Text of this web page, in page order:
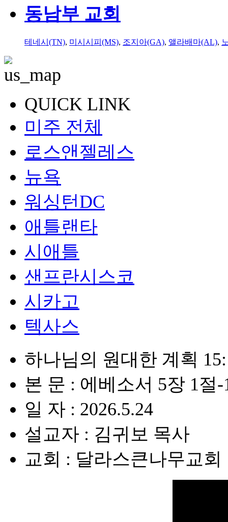
동남부 교회
테네시(TN), 미시시피(MS), 조지아(GA), 앨라배마(AL),
QUICK LINK
미주 전체
로스앤젤레스
뉴욕
워싱턴DC
애틀랜타
시애틀
샌프란시스코
시카고
텍사스
하나님의 원대한 계획
본 문 : 에베소서 5장 1절-
일 자 : 2026.5.24
설교자 : 김귀보 목사
교회 : 달라스큰나무교회